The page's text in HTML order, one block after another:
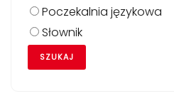
Poczekalnia językowa
Słownik